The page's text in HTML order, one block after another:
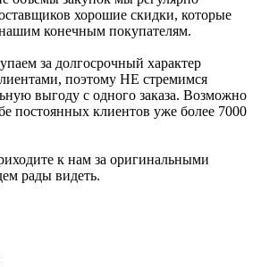
хорошие скидки, которые
конечным покупателям.
за долгосрочный характер
поэтому НЕ стремимся
выгоду с одного заказа. Возможно
постоянных клиентов уже более 7000
к нам за оригинальными
рады видеть.